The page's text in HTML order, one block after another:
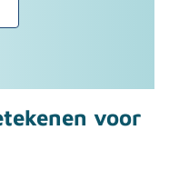
voor